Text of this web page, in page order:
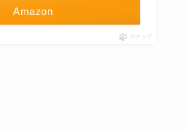
Amazon
ポチップ